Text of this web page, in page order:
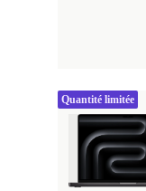
Quantité limitée